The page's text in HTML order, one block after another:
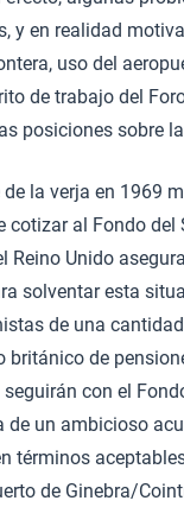
y en realidad
uso del
de trabajo del
posiciones sobre
de la verja en 1969
cotizar al Fondo
Reino Unido
solventar esta
de una
británico de
con el
de un ambicioso
términos
de Ginebra/